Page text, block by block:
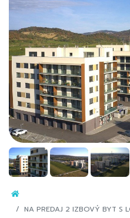
NA PREDAJ 2 IZBOVÝ BYT S